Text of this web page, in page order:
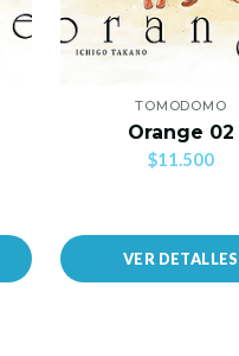
TOMODOMO
Orange 02
$11.500
VER DETALLES